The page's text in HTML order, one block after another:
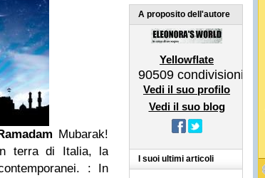
Mubarak!
terra di Italia, la
: In
A proposito dell'autore
Yellowflate
90509 condivisioni
Vedi il suo profilo
Vedi il suo blog
I suoi ultimi articoli